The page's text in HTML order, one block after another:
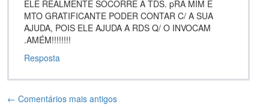
ELE REALMENTE SOCORRE A TDS. pRÁ MIM É
MTO GRATIFICANTE PODER CONTAR C/ A SUA
AJUDA, POIS ELE AJUDA A RDS Q/ O INVOCAM
.AMÉM!!!!!!!!
Resposta
← Comentários mais antigos